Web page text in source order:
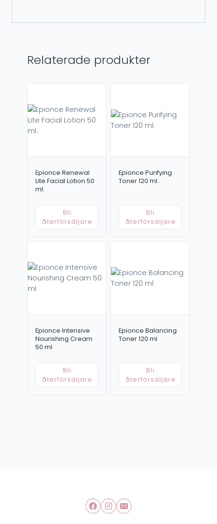
Relaterade produkter
Epionce Renewal
Lite Facial Lotion 50
ml.
Bli
återförsäljare
Epionce Purifying
Toner 120 ml.
Bli
återförsäljare
Epionce Intensive
Nourishing Cream
50 ml
Bli
återförsäljare
Epionce Balancing
Toner 120 ml
Bli
återförsäljare